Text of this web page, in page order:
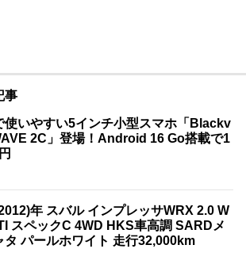
事
使いやすい5インチ小型スマホ「Blackv
2C」登場！Android 16 Go搭載で1
年 スバル インプレッサWRX 2.0 W
スペックC 4WD HKS車高調 SARDメ
タ パールホワイト 走行32,000km